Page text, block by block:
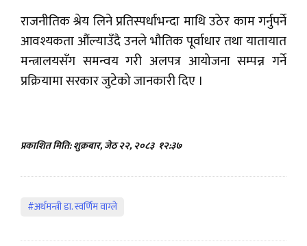
राजनीतिक श्रेय लिने प्रतिस्पर्धाभन्दा माथि उठेर काम गर्नुपर्ने
आवश्यकता औंल्याउँदै उनले भौतिक पूर्वाधार तथा यातायात
मन्त्रालयसँग समन्वय गरी अलपत्र आयोजना सम्पन्न गर्ने
प्रक्रियामा सरकार जुटेको जानकारी दिए ।
प्रकाशित मिति: शुक्रबार, जेठ २२, २०८३ १२:३७
#अर्थमन्त्री डा. स्वर्णिम वाग्ले